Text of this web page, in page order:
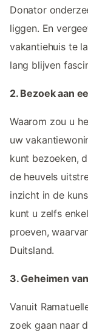
Donator
liggen. En
vakantiehuis te
lang blijven
2. Bezoek aan
Waarom zou u
uw
kunt bezoeken,
de heuvels
inzicht in de
kunt u zelfs
proeven,
Duitsland.
3. Geheimen
Vanuit
zoek gaan naar